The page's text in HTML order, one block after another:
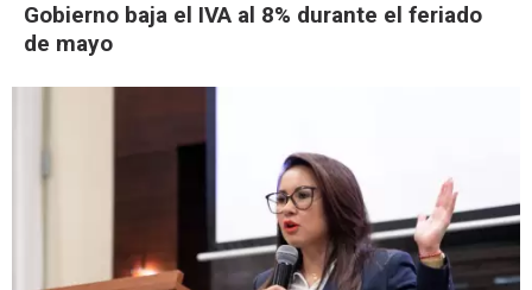
Gobierno baja el IVA al 8% durante el feriado
de mayo